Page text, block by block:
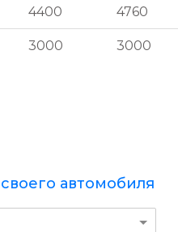
4400 4760
3000 3000
автомобиля